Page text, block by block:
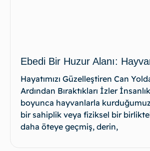
Ebedi Bir Huzur Alanı:
Hayatımızı Güzelleştiren Can
Ardından Bıraktıkları İzler
boyunca hayvanlarla
bir sahiplik veya fiziksel bir
daha öteye geçmiş, derin,